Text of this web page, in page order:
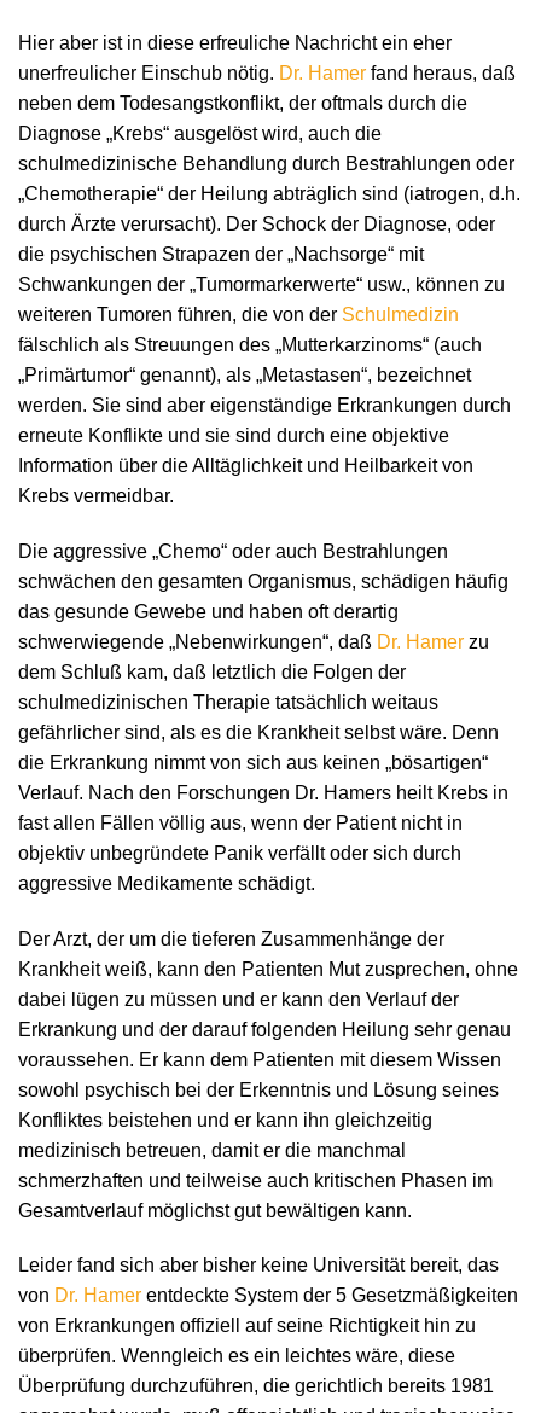
Hier aber ist in diese erfreuliche Nachricht ein eher
unerfreulicher Einschub nötig. Dr. Hamer fand heraus, daß
neben dem Todesangstkonflikt, der oftmals durch die
Diagnose „Krebs“ ausgelöst wird, auch die
schulmedizinische Behandlung durch Bestrahlungen oder
„Chemotherapie“ der Heilung abträglich sind (iatrogen, d.h.
durch Ärzte verursacht). Der Schock der Diagnose, oder
die psychischen Strapazen der „Nachsorge“ mit
Schwankungen der „Tumormarkerwerte“ usw., können zu
weiteren Tumoren führen, die von der Schulmedizin
fälschlich als Streuungen des „Mutterkarzinoms“ (auch
„Primärtumor“ genannt), als „Metastasen“, bezeichnet
werden. Sie sind aber eigenständige Erkrankungen durch
erneute Konflikte und sie sind durch eine objektive
Information über die Alltäglichkeit und Heilbarkeit von
Krebs vermeidbar.
Die aggressive „Chemo“ oder auch Bestrahlungen
schwächen den gesamten Organismus, schädigen häufig
das gesunde Gewebe und haben oft derartig
schwerwiegende „Nebenwirkungen“, daß Dr. Hamer zu
dem Schluß kam, daß letztlich die Folgen der
schulmedizinischen Therapie tatsächlich weitaus
gefährlicher sind, als es die Krankheit selbst wäre. Denn
die Erkrankung nimmt von sich aus keinen „bösartigen“
Verlauf. Nach den Forschungen Dr. Hamers heilt Krebs in
fast allen Fällen völlig aus, wenn der Patient nicht in
objektiv unbegründete Panik verfällt oder sich durch
aggressive Medikamente schädigt.
Der Arzt, der um die tieferen Zusammenhänge der
Krankheit weiß, kann den Patienten Mut zusprechen, ohne
dabei lügen zu müssen und er kann den Verlauf der
Erkrankung und der darauf folgenden Heilung sehr genau
voraussehen. Er kann dem Patienten mit diesem Wissen
sowohl psychisch bei der Erkenntnis und Lösung seines
Konfliktes beistehen und er kann ihn gleichzeitig
medizinisch betreuen, damit er die manchmal
schmerzhaften und teilweise auch kritischen Phasen im
Gesamtverlauf möglichst gut bewältigen kann.
Leider fand sich aber bisher keine Universität bereit, das
von Dr. Hamer entdeckte System der 5 Gesetzmäßigkeiten
von Erkrankungen offiziell auf seine Richtigkeit hin zu
überprüfen. Wenngleich es ein leichtes wäre, diese
Überprüfung durchzuführen, die gerichtlich bereits 1981